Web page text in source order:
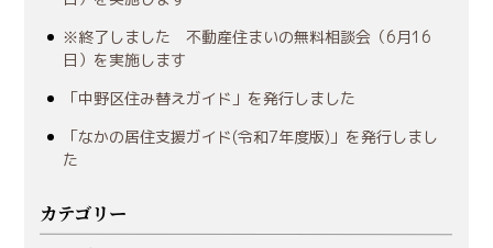
※終了しました 不動産住まいの無料相談会（6月16
日）を実施します
「中野区住み替えガイド」を発行しました
「なかの居住支援ガイド(令和7年度版)」を発行しまし
た
カテゴリー